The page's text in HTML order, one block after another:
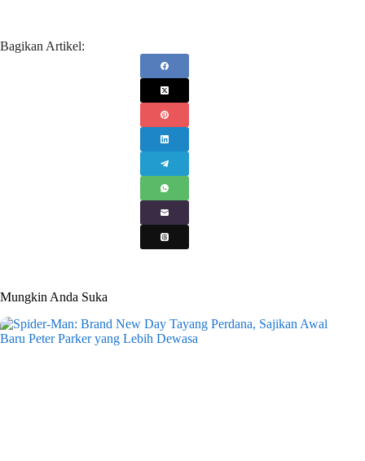
Bagikan Artikel:
Mungkin Anda Suka